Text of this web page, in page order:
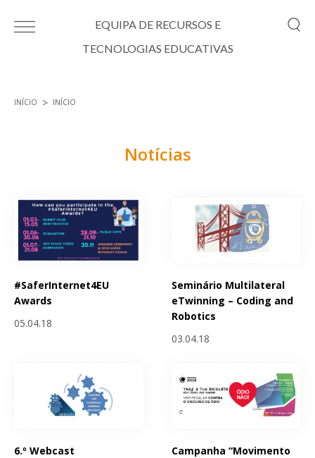
EQUIPA DE RECURSOS E
TECNOLOGIAS EDUCATIVAS
INÍCIO INÍCIO
Notícias
#SaferInternet4EU
Awards
05.04.18
Seminário Multilateral
eTwinning – Coding and
Robotics
03.04.18
6.º Webcast
Campanha “Movimento
Páginas